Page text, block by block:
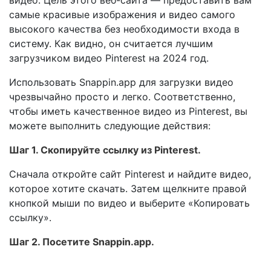
самые красивые изображения и видео самого
высокого качества без необходимости входа в
систему. Как видно, он считается лучшим
загрузчиком видео Pinterest на 2024 год.
Использовать Snappin.app для загрузки видео
чрезвычайно просто и легко. Соответственно,
чтобы иметь качественное видео из Pinterest, вы
можете выполнить следующие действия:
Шаг 1. Скопируйте ссылку из Pinterest.
Сначала откройте сайт Pinterest и найдите видео,
которое хотите скачать. Затем щелкните правой
кнопкой мыши по видео и выберите «Копировать
ссылку».
Шаг 2. Посетите Snappin.app.